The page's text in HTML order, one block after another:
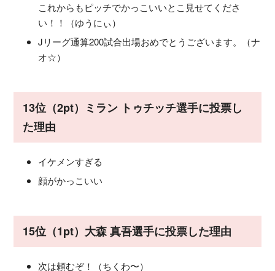
これからもピッチでかっこいいとこ見せてくださ
い！！（ゆうにぃ）
Jリーグ通算200試合出場おめでとうございます。（ナ
オ☆）
13位（2pt）ミラン トゥチッチ選手に投票し
た理由
イケメンすぎる
顔がかっこいい
15位（1pt）大森 真吾選手に投票した理由
次は頼むぞ！（ちくわ〜）